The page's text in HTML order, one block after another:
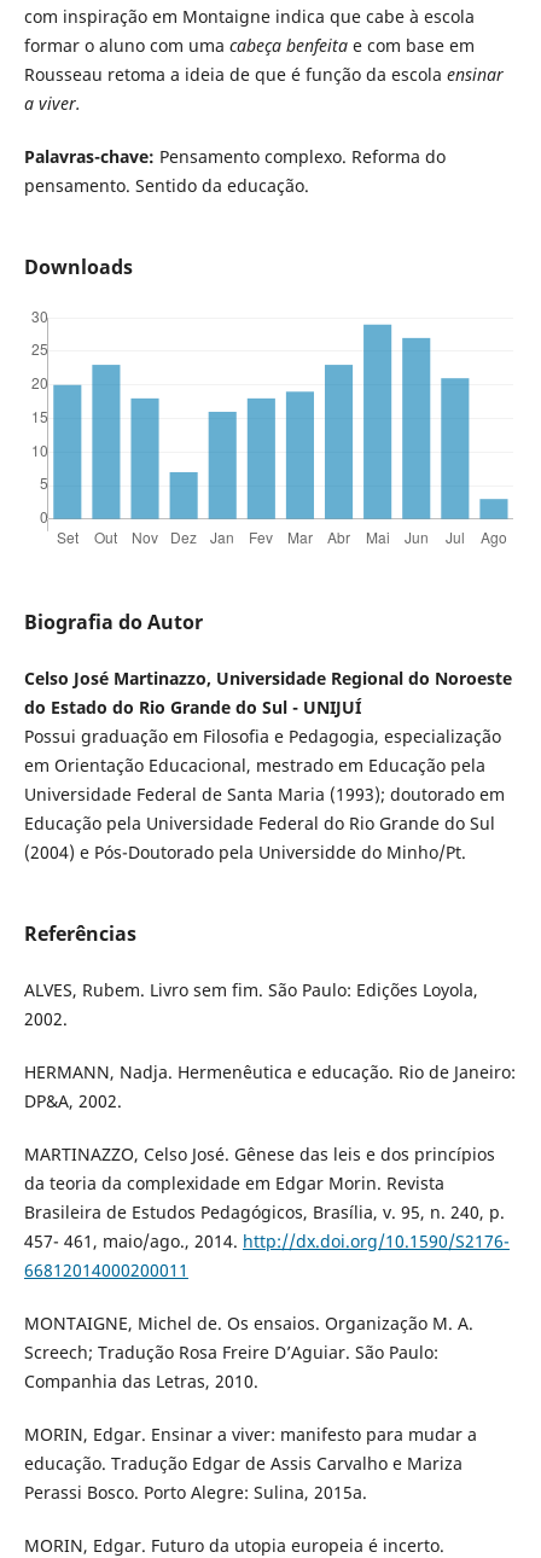
com inspiração em Montaigne indica que cabe à escola
formar o aluno com uma cabeça benfeitae com base em
Rousseau retoma a ideia de que é função da escola ensinar
a viver.
Palavras-chave: Pensamento complexo. Reforma do
pensamento. Sentido da educação.
Downloads
Biografia do Autor
Celso José Martinazzo, Universidade Regional do Noroeste
do Estado do Rio Grande do Sul - UNIJUÍ
Possui graduação em Filosofia e Pedagogia, especialização
em Orientação Educacional, mestrado em Educação pela
Universidade Federal de Santa Maria (1993); doutorado em
Educação pela Universidade Federal do Rio Grande do Sul
(2004) e Pós-Doutorado pela Universidde do Minho/Pt.
Referências
ALVES, Rubem. Livro sem fim. São Paulo: Edições Loyola,
2002.
HERMANN, Nadja. Hermenêutica e educação. Rio de Janeiro:
DP&A, 2002.
MARTINAZZO, Celso José. Gênese das leis e dos princípios
da teoria da complexidade em Edgar Morin. Revista
Brasileira de Estudos Pedagógicos, Brasília, v. 95, n. 240, p.
457- 461, maio/ago., 2014. http://dx.doi.org/10.1590/S2176-
66812014000200011
MONTAIGNE, Michel de. Os ensaios. Organização M. A.
Screech; Tradução Rosa Freire D’Aguiar. São Paulo:
Companhia das Letras, 2010.
MORIN, Edgar. Ensinar a viver: manifesto para mudar a
educação. Tradução Edgar de Assis Carvalho e Mariza
Perassi Bosco. Porto Alegre: Sulina, 2015a.
MORIN, Edgar. Futuro da utopia europeia é incerto.